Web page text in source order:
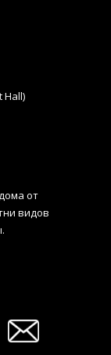
Hall)
от
видов